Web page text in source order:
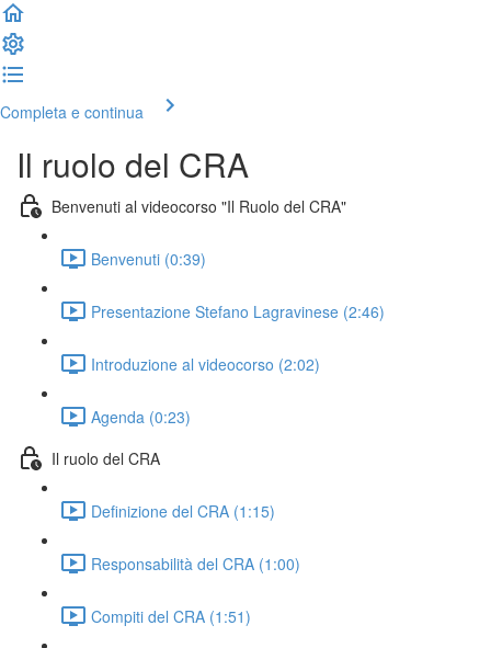
Completa e continua
Il ruolo del CRA
Benvenuti al videocorso "Il Ruolo del CRA"
Benvenuti (0:39)
Presentazione Stefano Lagravinese (2:46)
Introduzione al videocorso (2:02)
Agenda (0:23)
Il ruolo del CRA
Definizione del CRA (1:15)
Responsabilità del CRA (1:00)
Compiti del CRA (1:51)